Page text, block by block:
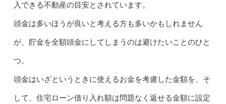
入できる不動産の目安とされています。
頭金は多いほうが良いと考える方も多いかもしれません
が、貯金を全額頭金にしてしまうのは避けたいことのひと
つ。
頭金はいざというときに使えるお金を考慮した金額を、そ
して、住宅ローン借り入れ額は問題なく返せる金額に設定